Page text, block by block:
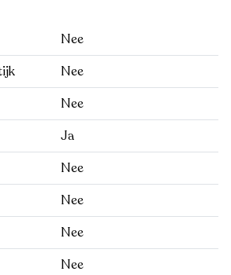
Nee
Nee
Nee
Ja
Nee
Nee
Nee
Nee